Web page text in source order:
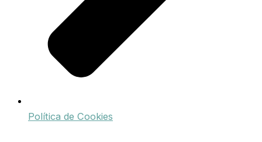
Política de Cookies